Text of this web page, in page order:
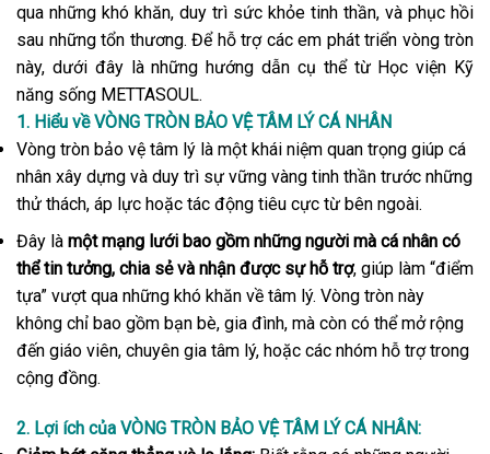
qua những khó khăn, duy trì sức khỏe tinh thần, và phục hồi
sau những tổn thương. Để hỗ trợ các em phát triển vòng tròn
này, dưới đây là những hướng dẫn cụ thể từ Học viện Kỹ
năng sống METTASOUL.
1. Hiểu về VÒNG TRÒN BẢO VỆ TÂM LÝ CÁ NHÂN
Vòng tròn bảo vệ tâm lý là một khái niệm quan trọng giúp cá
nhân xây dựng và duy trì sự vững vàng tinh thần trước những
thử thách, áp lực hoặc tác động tiêu cực từ bên ngoài.
Đây là một mạng lưới bao gồm những người mà cá nhân có
thể tin tưởng, chia sẻ và nhận được sự hỗ trợ, giúp làm “điểm
tựa” vượt qua những khó khăn về tâm lý. Vòng tròn này
không chỉ bao gồm bạn bè, gia đình, mà còn có thể mở rộng
đến giáo viên, chuyên gia tâm lý, hoặc các nhóm hỗ trợ trong
cộng đồng.
2. Lợi ích của VÒNG TRÒN BẢO VỆ TÂM LÝ CÁ NHÂN: